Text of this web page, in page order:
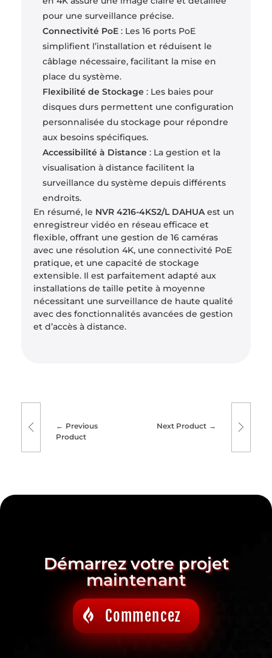
pour une surveillance précise.
Connectivité PoE: Les 16 ports PoE
simplifient l’installation et réduisent le
câblage nécessaire, facilitant la mise en
place du système.
Flexibilité de Stockage: Les baies pour
disques durs permettent une configuration
personnalisée du stockage pour répondre
aux besoins spécifiques.
Accessibilité à Distance: La gestion et la
visualisation à distance facilitent la
surveillance du système depuis différents
endroits.
En résumé, le NVR 4216-4KS2/L DAHUAest un
enregistreur vidéo en réseau efficace et
flexible, offrant une gestion de 16 caméras
avec une résolution 4K, une connectivité PoE
pratique, et une capacité de stockage
extensible. Il est parfaitement adapté aux
installations de taille petite à moyenne
nécessitant une surveillance de haute qualité
avec des fonctionnalités avancées de gestion
et d’accès à distance.
Previous
Product
Next Product
Démarrez votre projet
maintenant
Commencez